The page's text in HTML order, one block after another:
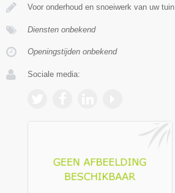
Voor onderhoud en snoeiwerk van uw tuin
Diensten onbekend
Openingstijden onbekend
Sociale media: